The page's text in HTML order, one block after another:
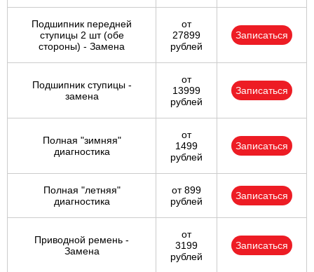
Подшипник передней
ступицы 2 шт (обе
стороны) - Замена
от
27899
рублей
Записаться
Подшипник ступицы -
замена
от
13999
рублей
Записаться
Полная "зимняя"
диагностика
от
1499
рублей
Записаться
Полная "летняя"
диагностика
от 899
рублей
Записаться
Приводной ремень -
Замена
от
3199
рублей
Записаться